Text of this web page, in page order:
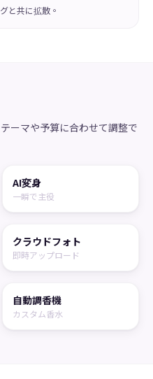
と共に拡散。
ーマや予算に合わせて調整で
AI変身
一瞬で主役
クラウドフォト
即時アップロード
自動調香機
カスタム香水